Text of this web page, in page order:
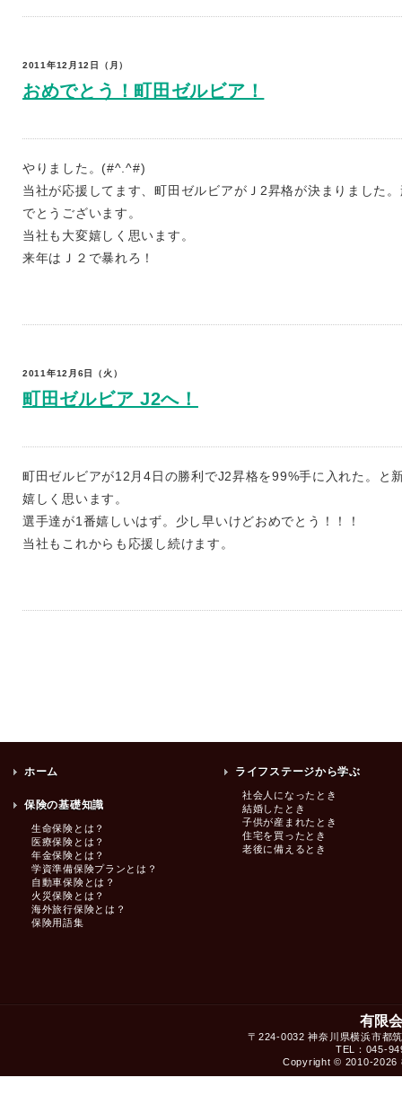
2011年12月12日（月）
おめでとう！町田ゼルビア！
やりました。(#^.^#)
当社が応援してます、町田ゼルビアがＪ2昇格が決まりました
でとうございます。
当社も大変嬉しく思います。
来年はＪ２で暴れろ！
2011年12月6日（火）
町田ゼルビア J2へ！
町田ゼルビアが12月4日の勝利でJ2昇格を99%手に入れた。と
嬉しく思います。
選手達が1番嬉しいはず。少し早いけどおめでとう！！！
当社もこれからも応援し続けます。
ホーム
保険の基礎知識
生命保険とは？
医療保険とは？
年金保険とは？
学資準備保険プランとは？
自動車保険とは？
火災保険とは？
海外旅行保険とは？
保険用語集
ライフステージから学ぶ
社会人になったとき
結婚したとき
子供が産まれたとき
住宅を買ったとき
老後に備えるとき
有限
〒224-0032 神奈川県横浜市都
TEL：045-
Copyright © 2010-2026